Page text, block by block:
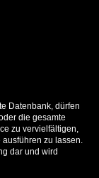
Datenbank, dürfen
die gesamte
zu vervielfältigen,
zu lassen.
dar und wird